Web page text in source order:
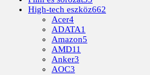
High-tech eszköz662
Acer4
ADATA1
Amazon5
AMD11
Anker3
AOC3